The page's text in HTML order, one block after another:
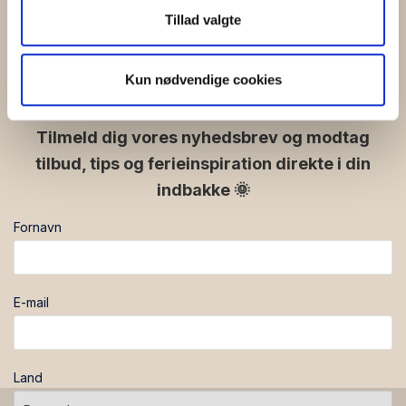
din brug af vores hjemmeside med vores partnere inden
for sociale medier, annonceringspartnere og
analysepartnere. Vores partnere kan kombinere disse
data med andre oplysninger, du har givet dem, eller som
de har indsamlet fra din brug af deres tjenester.
Tillad valgte
Kun nødvendige cookies
Følg os på de sociale
facebook
instagram
Tilmeld dig vores nyhedsbrev og modtag
tilbud, tips og ferieinspiration direkte i din
indbakke 🌞
Fornavn
E-mail
Land